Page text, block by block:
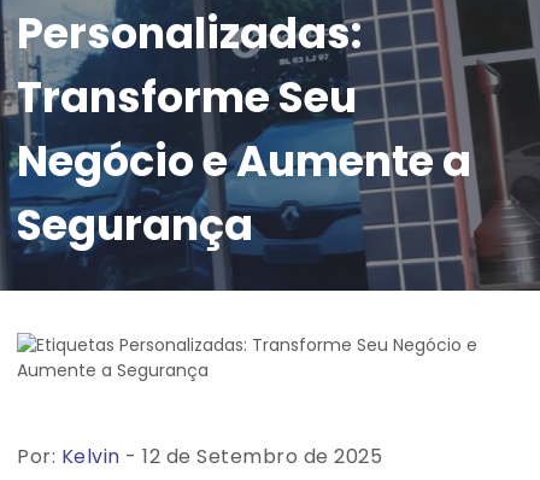
Personalizadas:
Transforme Seu
Negócio e Aumente a
Segurança
Por: Kelvin - 12 de Setembro de 2025